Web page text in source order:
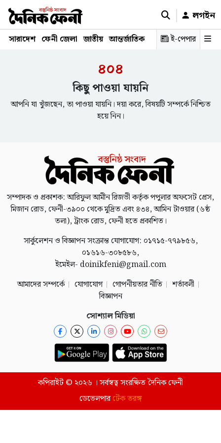
লগইন
সারাদেশ ফেনী জেলা জাতীয় আন্তর্জাতিক রাজনীতি স্বাস্থ্য শিক্ষা
ই-পেপার
৪০৪
কিছু পাওয়া যায়নি
আপনি যা খুঁজছেন, তা পাওয়া যায়নি। দয়া করে, বিষয়টি সম্পর্কে নিশ্চিত
হয়ে নিন।
সম্পাদক ও প্রকাশক: আরিফুল আমীন রিজভী কর্তৃক পপুলার অফসেট প্রেস,
মিজান রোড, ফেনী-৩৯০০ থেকে মুদ্রিত এবং ৪৩৪, আমিন টাওয়ার (৬ষ্ঠ
তলা), ট্রাংক রোড, ফেনী হতে প্রকাশিত।
সার্কুলেশন ও বিজ্ঞাপন সংক্রান্ত যোগাযোগ: ০১৭১৫-৭৭৯৮৫৬,
০১৬১৬-৩০৮৫৮৬,
ইমেইল- doinikfeni@gmail.com
আমাদের সম্পর্কে
যোগাযোগ গোপনীয়তার নীতি
শর্তাবলী
বিজ্ঞাপন
সোশ্যাল মিডিয়া
কপিরাইট © ২০২৬ । সর্বস্বত্ব সংরক্ষিত দৈনিক ফেনী
ডেভেলপারটেক তরঙ্গ